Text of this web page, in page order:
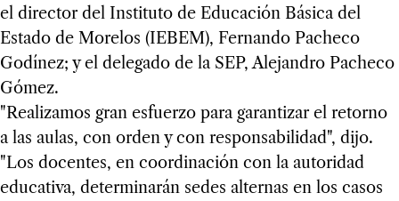
el director del Instituto de Educación Básica del
Estado de Morelos (IEBEM), Fernando Pacheco
Godínez; y el delegado de la SEP, Alejandro Pacheco
Gómez.
"Realizamos gran esfuerzo para garantizar el retorno
a las aulas, con orden y con responsabilidad", dijo.
"Los docentes, en coordinación con la autoridad
educativa, determinarán sedes alternas en los casos